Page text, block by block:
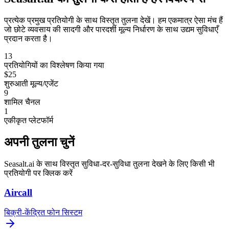
प्रत्येक प्रमुख प्रतियोगी के साथ विस्तृत तुलना देखें। हम एकमात्र ऐसा मंच हैं
जो छोटे व्यवसाय की सादगी और पारदर्शी मूल्य निर्धारण के साथ उद्यम सुविधाएँ
प्रदान करता है।
13
प्रतियोगियों का विश्लेषण किया गया
$25
शुरुआती मूल्य/एजेंट
9
शामिल चैनल
1
एकीकृत प्लेटफॉर्म
अपनी तुलना चुनें
Seasalt.ai के साथ विस्तृत सुविधा-दर-सुविधा तुलना देखने के लिए किसी भी
प्रतियोगी पर क्लिक करें
Aircall
बिक्री-केंद्रित फोन सिस्टम